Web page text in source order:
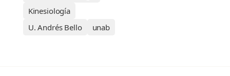
Kinesiología
U. Andrés Bello
unab